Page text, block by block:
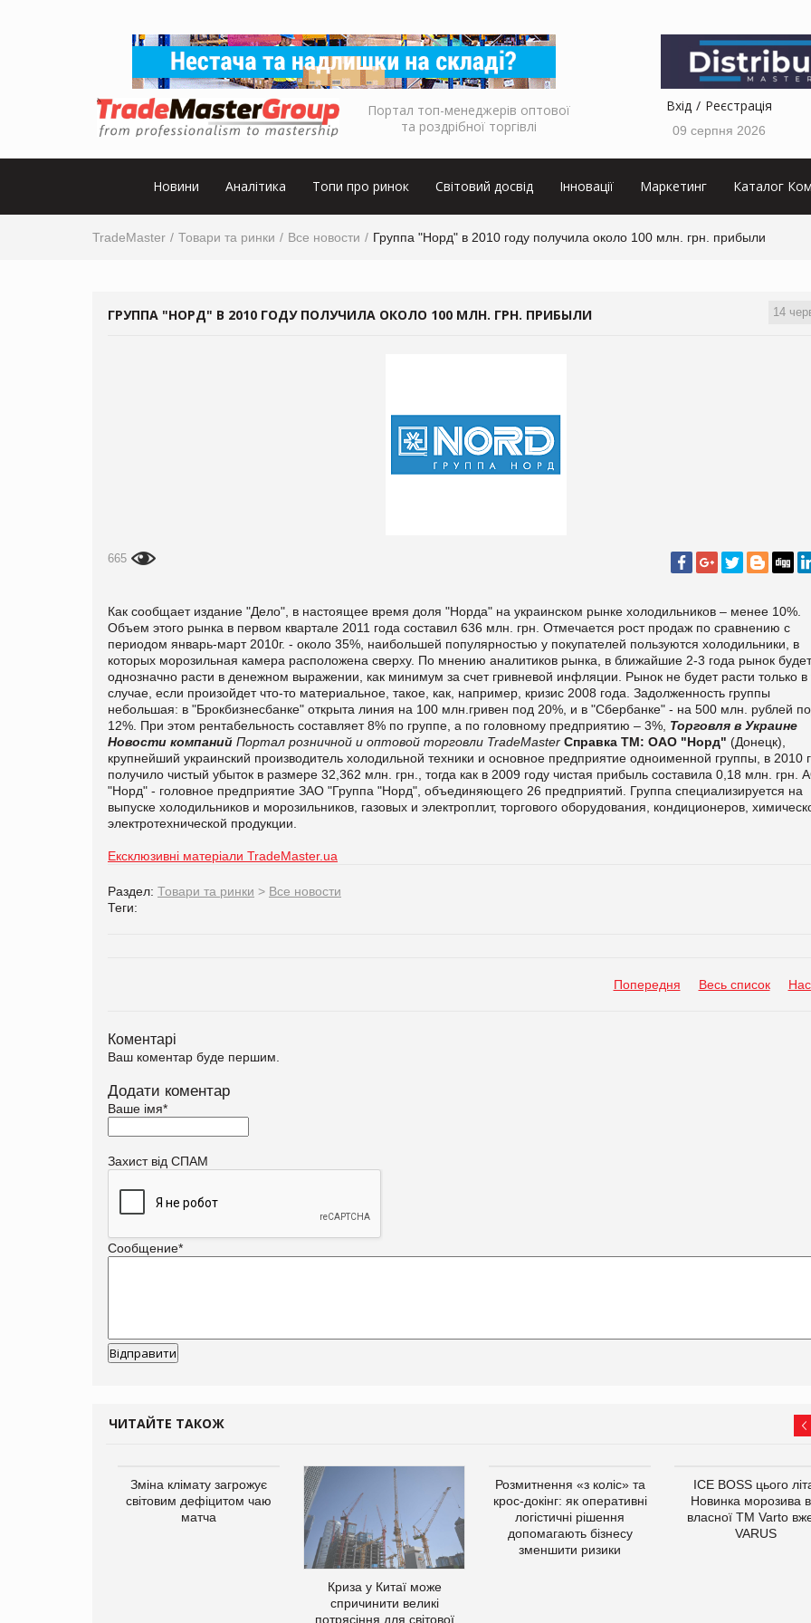
Портал топ-менеджерів оптової
та роздрібної торгівлі
Вхід Реєстрація
09 серпня 2026
Новини Аналітика Топи про ринок Світовий досвід Інновації Маркетинг Каталог
TradeMaster Товари та ринки Все новости Группа "Норд" в 2010 году получила около 100 млн. грн. прибыли
14
ГРУППА "НОРД" В 2010 ГОДУ ПОЛУЧИЛА ОКОЛО 100 МЛН. ГРН. ПРИБЫЛИ
665
Как сообщает издание "Дело", в настоящее время доля "Норда" на украинском рынке холодильников – менее 10%.
Объем этого рынка в первом квартале 2011 года составил 636 млн. грн. Отмечается рост продаж по сравнению с
периодом январь-март 2010г. - около 35%, наибольшей популярностью у покупателей пользуются холодильники, в
которых морозильная камера расположена сверху. По мнению аналитиков рынка, в ближайшие 2-3 года рынок будет
однозначно расти в денежном выражении, как минимум за счет гривневой инфляции. Рынок не будет расти только в
случае, если произойдет что-то материальное, такое, как, например, кризис 2008 года. Задолженность группы
небольшая: в "Брокбизнесбанке" открыта линия на 100 млн.гривен под 20%, и в "Сбербанке" - на 500 млн. рублей
12%. При этом рентабельность составляет 8% по группе, а по головному предприятию – 3%, Торговля в Украине
Новости компаний Портал розничной и оптовой торговли TradeMaster Справка ТМ: ОАО "Норд" (Донецк),
крупнейший украинский производитель холодильной техники и основное предприятие одноименной группы, в 2010
получило чистый убыток в размере 32,362 млн. грн., тогда как в 2009 году чистая прибыль составила 0,18 млн. грн.
"Норд" - головное предприятие ЗАО "Группа "Норд", объединяющего 26 предприятий. Группа специализируется на
выпуске холодильников и морозильников, газовых и электроплит, торгового оборудования, кондиционеров,
электротехнической продукции.
Ексклюзивні матеріали TradeMaster.ua
Раздел: Товари та ринки > Все новости
Теги:
Попередня Весь список
Коментарі
Ваш коментар буде першим.
Додати коментар
Ваше імя*
Захист від СПАМ
Сообщение*
ЧИТАЙТЕ ТАКОЖ
Зміна клімату загрожує
світовим дефіцитом чаю
матча
Криза у Китаї може
спричинити великі
потрясіння для світової
Розмитнення «з коліс» та
крос-докінг: як оперативні
логістичні рішення
допомагають бізнесу
зменшити ризики
ICE BOSS цього
Новинка морозива
власної ТМ Varto
VARUS